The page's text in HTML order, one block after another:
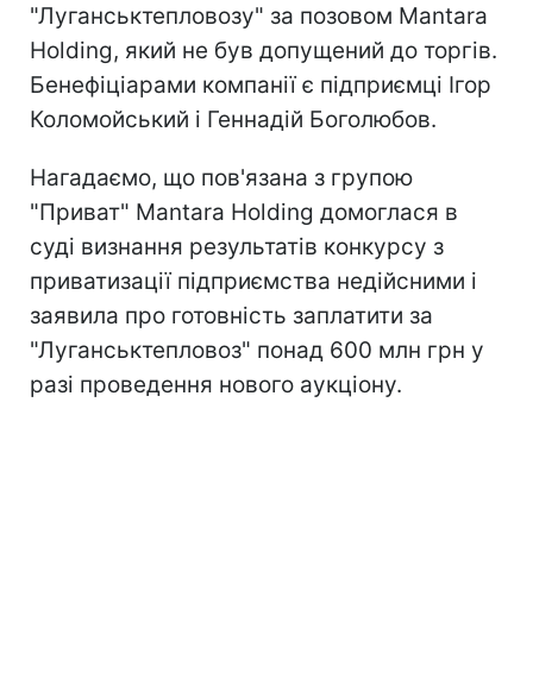
"Луганськтепловозу" за позовом Mantara
Holding, який не був допущений до торгів.
Бенефіціарами компанії є підприємці Ігор
Коломойський і Геннадій Боголюбов.
Нагадаємо, що пов'язана з групою
"Приват" Mantara Holding домоглася в
суді визнання результатів конкурсу з
приватизації підприємства недійсними і
заявила про готовність заплатити за
"Луганськтепловоз" понад 600 млн грн у
разі проведення нового аукціону.